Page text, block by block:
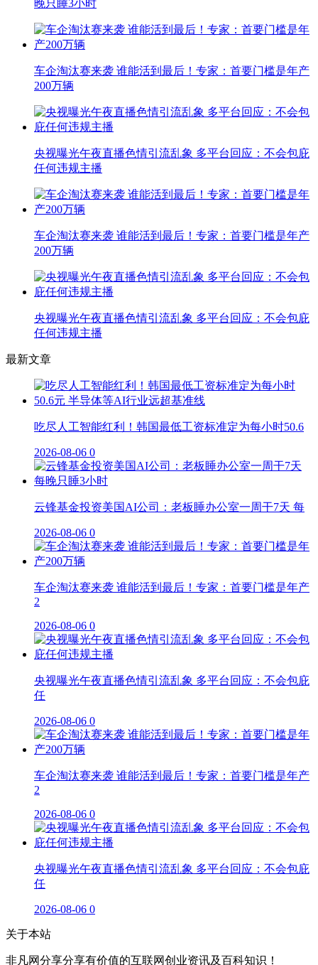
晚只睡3小时
车企淘汰赛来袭 谁能活到最后！专家：首要门槛是年产
200万辆
央视曝光午夜直播色情引流乱象 多平台回应：不会包庇
任何违规主播
车企淘汰赛来袭 谁能活到最后！专家：首要门槛是年产
200万辆
央视曝光午夜直播色情引流乱象 多平台回应：不会包庇
任何违规主播
最新文章
吃尽人工智能红利！韩国最低工资标准定为每小时50.6
2026-08-06 0
云锋基金投资美国AI公司：老板睡办公室一周干7天 每
2026-08-06 0
车企淘汰赛来袭 谁能活到最后！专家：首要门槛是年产
2
2026-08-06 0
央视曝光午夜直播色情引流乱象 多平台回应：不会包庇
任
2026-08-06 0
车企淘汰赛来袭 谁能活到最后！专家：首要门槛是年产
2
2026-08-06 0
央视曝光午夜直播色情引流乱象 多平台回应：不会包庇
任
2026-08-06 0
关于本站
非凡网分享分享有价值的互联网创业资讯及百科知识！